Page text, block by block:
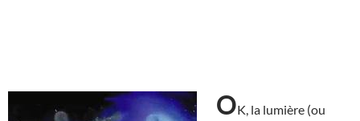
OK, la lumière (ou